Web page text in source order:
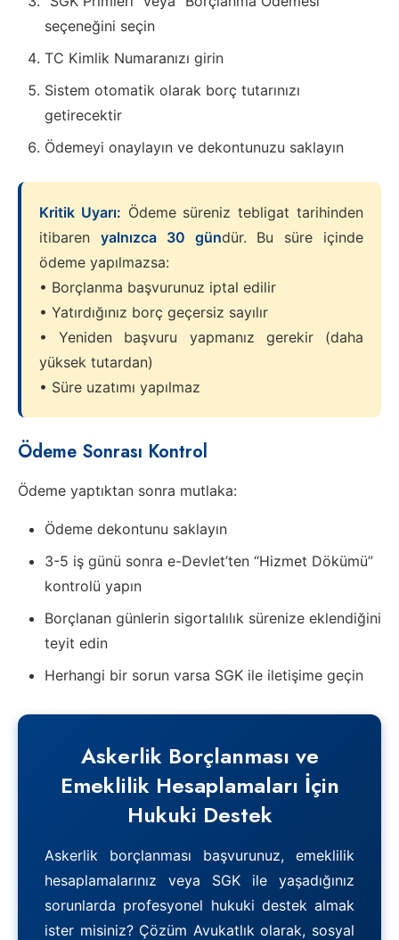
seçeneğini seçin
TC Kimlik Numaranızı girin
Sistem otomatik olarak borç tutarınızı
getirecektir
Ödemeyi onaylayın ve dekontunuzu saklayın
Kritik Uyarı: Ödeme süreniz tebligat tarihinden
itibaren yalnızca 30 gündür. Bu süre içinde
ödeme yapılmazsa:
• Borçlanma başvurunuz iptal edilir
• Yatırdığınız borç geçersiz sayılır
• Yeniden başvuru yapmanız gerekir (daha
yüksek tutardan)
• Süre uzatımı yapılmaz
Ödeme Sonrası Kontrol
Ödeme yaptıktan sonra mutlaka:
Ödeme dekontunu saklayın
3-5 iş günü sonra e-Devlet’ten “Hizmet Dökümü”
kontrolü yapın
Borçlanan günlerin sigortalılık sürenize eklendiğini
teyit edin
Herhangi bir sorun varsa SGK ile iletişime geçin
Askerlik Borçlanması ve
Emeklilik Hesaplamaları İçin
Hukuki Destek
Askerlik borçlanması başvurunuz, emeklilik
hesaplamalarınız veya SGK ile yaşadığınız
sorunlarda profesyonel hukuki destek almak
ister misiniz? Çözüm Avukatlık olarak, sosyal